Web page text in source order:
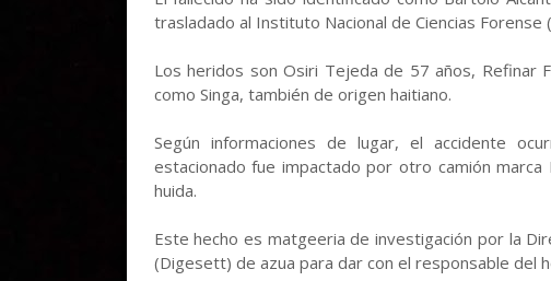
trasladado al Instituto Nacional de Ciencias Forense
Los heridos son Osiri Tejeda de 57 años,
como Singa, también de origen haitiano.
Según informaciones de lugar, el accidente
estacionado fue impactado por otro camión
huida.
Este hecho es matgeeria de investigación por la
(Digesett) de azua para dar con el responsable del